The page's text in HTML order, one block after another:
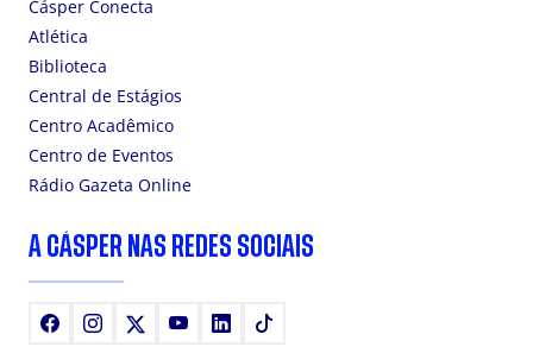
Cásper Conecta
Atlética
Biblioteca
Central de Estágios
Centro Acadêmico
Centro de Eventos
Rádio Gazeta Online
A CÁSPER NAS REDES SOCIAIS
FacebookInstagram YoutubeLinkedIn